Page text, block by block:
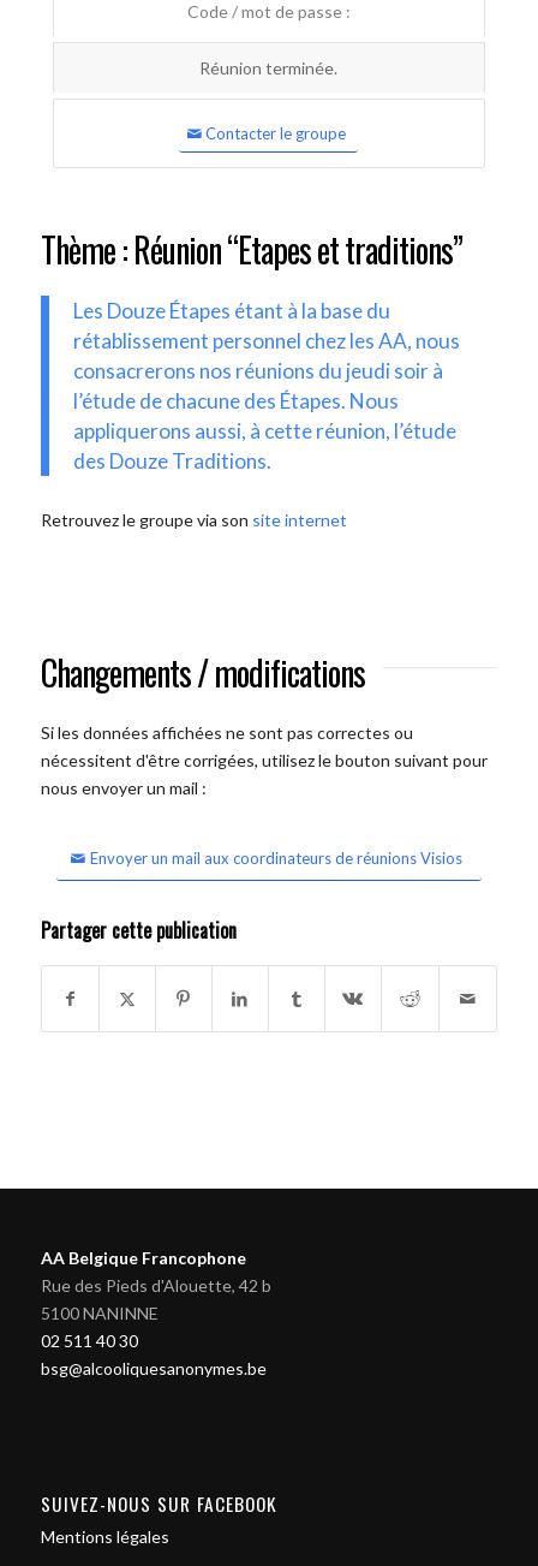
Code / mot de passe :
Réunion terminée.
Contacter le groupe
Thème : Réunion “Etapes et traditions”
Les Douze Étapes étant à la base du
rétablissement personnel chez les AA, nous
consacrerons nos réunions du jeudi soir à
l’étude de chacune des Étapes. Nous
appliquerons aussi, à cette réunion, l’étude
des Douze Traditions.
Retrouvez le groupe via son site internet
Changements / modifications
Si les données affichées ne sont pas correctes ou
nécessitent d'être corrigées, utilisez le bouton suivant pour
nous envoyer un mail :
Envoyer un mail aux coordinateurs de réunions Visios
Partager cette publication
AA Belgique Francophone
Rue des Pieds d'Alouette, 42 b
5100 NANINNE
02 511 40 30
bsg@alcooliquesanonymes.be
SUIVEZ-NOUS SUR FACEBOOK
Mentions légales